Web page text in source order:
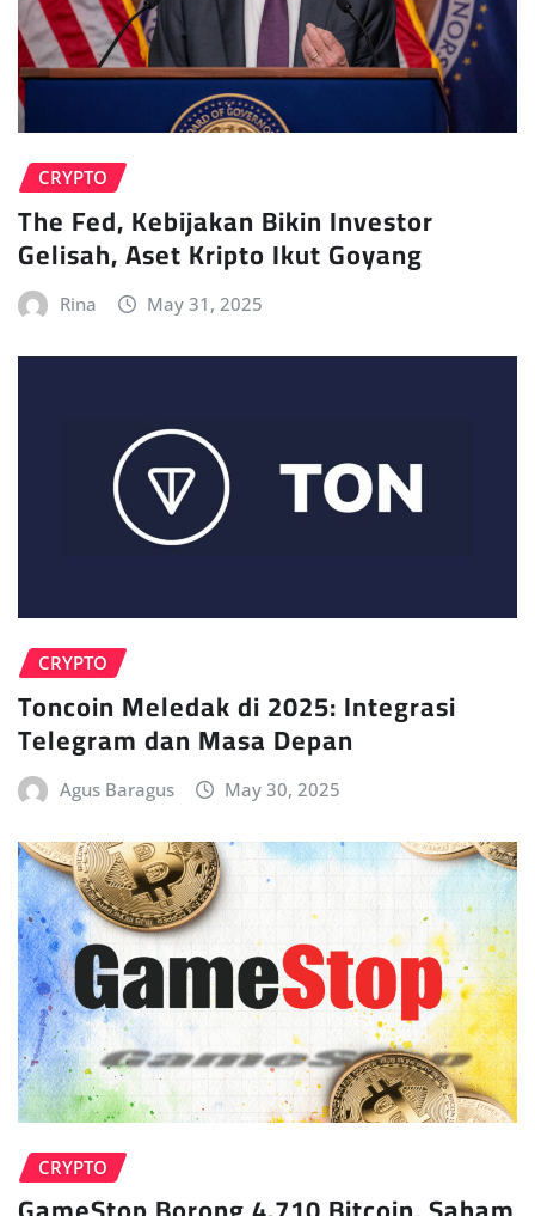
CRYPTO
The Fed, Kebijakan Bikin Investor
Gelisah, Aset Kripto Ikut Goyang
Rina May 31, 2025
CRYPTO
Toncoin Meledak di 2025: Integrasi
Telegram dan Masa Depan
Agus Baragus May 30, 2025
CRYPTO